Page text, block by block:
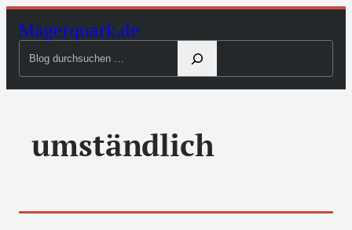
Zum
Inhalt
Magerquark.de
durchsuchen
umständlich